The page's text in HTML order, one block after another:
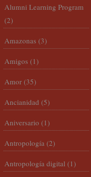
Alumni Learning Program
(2)
Amazonas (3)
Amigos (1)
Amor (35)
Ancianidad (5)
Aniversario (1)
Antropología (2)
Antropología digital (1)